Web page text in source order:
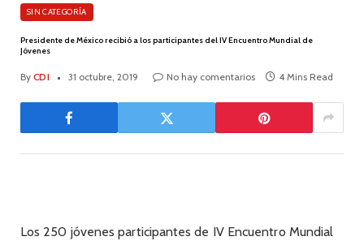
SIN CATEGORÍA
Presidente de México recibió a los participantes del IV Encuentro Mundial de
Jóvenes
By CDI 31 octubre, 2019 No hay comentarios 4 Mins Read
Los 250 jóvenes participantes de IV Encuentro Mundial